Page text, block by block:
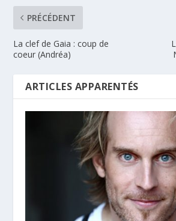
PRÉCÉDENT
La clef de Gaia : coup de
coeur (Andréa)
ARTICLES APPARENTÉS